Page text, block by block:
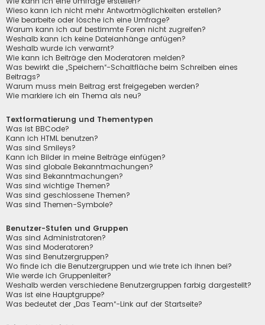
Wieso kann ich nicht mehr Antwortmöglichkeiten erstellen?
Wie bearbeite oder lösche ich eine Umfrage?
Warum kann ich auf bestimmte Foren nicht zugreifen?
Weshalb kann ich keine Dateianhänge anfügen?
Weshalb wurde ich verwarnt?
Wie kann ich Beiträge den Moderatoren melden?
Was bewirkt die „Speichern“-Schaltfläche beim Schreiben eines
Beitrags?
Warum muss mein Beitrag erst freigegeben werden?
Wie markiere ich ein Thema als neu?
Textformatierung und Thementypen
Was ist BBCode?
Kann ich HTML benutzen?
Was sind Smileys?
Kann ich Bilder in meine Beiträge einfügen?
Was sind globale Bekanntmachungen?
Was sind Bekanntmachungen?
Was sind wichtige Themen?
Was sind geschlossene Themen?
Was sind Themen-Symbole?
Benutzer-Stufen und Gruppen
Was sind Administratoren?
Was sind Moderatoren?
Was sind Benutzergruppen?
Wo finde ich die Benutzergruppen und wie trete ich ihnen bei?
Wie werde ich Gruppenleiter?
Weshalb werden verschiedene Benutzergruppen farbig dargestellt?
Was ist eine Hauptgruppe?
Was bedeutet der „Das Team“-Link auf der Startseite?